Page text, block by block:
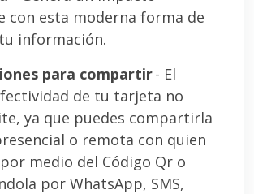
con esta moderna forma de
información.
para compartir- El
de tu tarjeta no
ya que puedes compartirla
o remota con quien
medio del Código Qr o
por WhatsApp, SMS,